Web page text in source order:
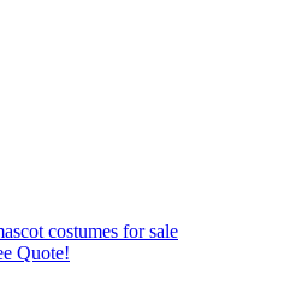
Quote!